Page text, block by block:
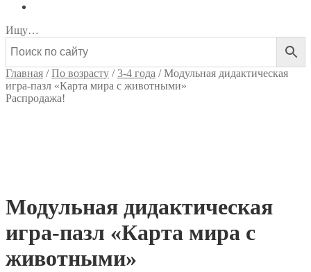
Ищу…
Главная /По возрасту /3-4 года /Модульная дидактическая
игра-пазл «Карта мира с животными»
Распродажа!
Модульная дидактическая
игра-пазл «Карта мира с
животными»